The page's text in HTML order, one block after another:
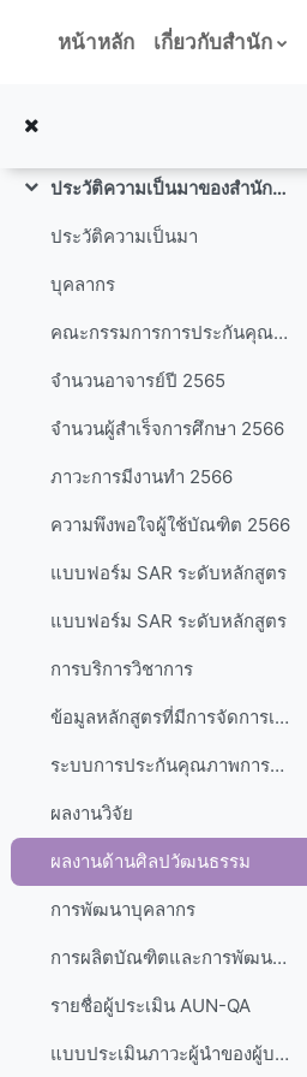
หน้าหลัก เกี่ยวกับสำนัก
ประวัติความเป็นมาของสำนักประกันคุณภาพการศึกษา
ประวัติความเป็นมา
บุคลากร
คณะกรรมการการประกันคุณภาพภายใน
จำนวนอาจารย์ปี 2565
จำนวนผู้สำเร็จการศึกษา 2566
ภาวะการมีงานทำ 2566
ความพึงพอใจผู้ใช้บัณฑิต 2566
แบบฟอร์ม SAR ระดับหลักสูตร
แบบฟอร์ม SAR ระดับหลักสูตร
การบริการวิชาการ
ข้อมูลหลักสูตรที่มีการจัดการเรียนการสอนในรูปแบบสหกิจศึกษาและฝึกงาน ประจำปีการศึกษา 2566 มหาวิทยาลัยธนบุรี
ระบบการประกันคุณภาพการศึกษา มหาวิทยาลัยธนบุรี
ผลงานวิจัย
ผลงานด้านศิลปวัฒนธรรม
การพัฒนาบุคลากร
การผลิตบัณฑิตและการพัฒนาศักยภาพของผู้เรียน
รายชื่อผู้ประเมิน AUN-QA
แบบประเมินภาวะผู้นำของผู้บริหาร